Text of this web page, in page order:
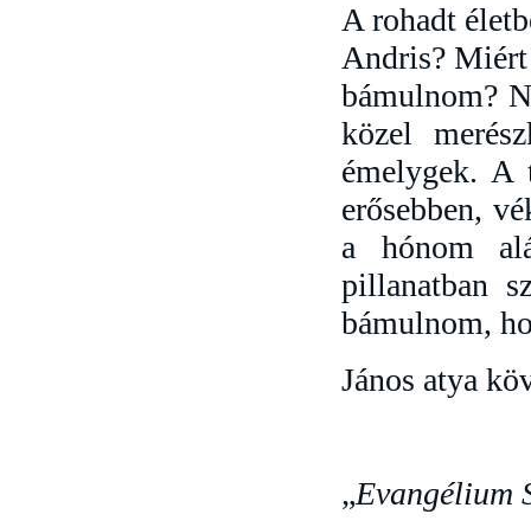
A rohadt
Andris? Miért
bámulnom?
közel
émelygek. A
erősebben,
a hónom
pillanatban
bámulnom,
János atya
„Evangélium